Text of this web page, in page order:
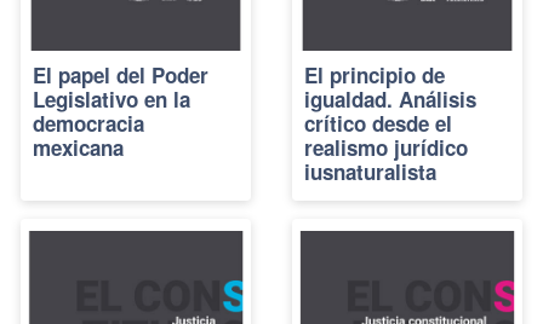
El papel del Poder
Legislativo en la
democracia
mexicana
El principio de
igualdad. Análisis
crítico desde el
realismo jurídico
iusnaturalista